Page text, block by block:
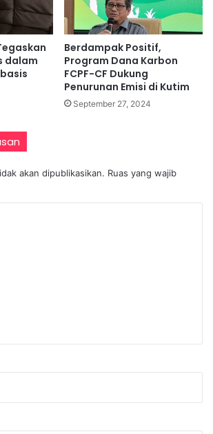
dalam
Berdampak Positif,
Program Dana Karbon
FCPF-CF Dukung
Penurunan Emisi di Kutim
September 27, 2024
akan dipublikasikan. Ruas yang wajib